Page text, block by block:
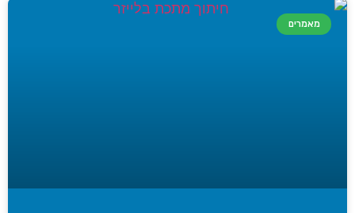
מאמרים